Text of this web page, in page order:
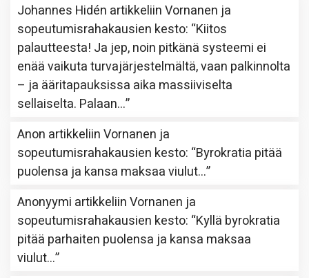
Johannes Hidén artikkeliinVornanen ja
sopeutumisrahakausien kesto: “Kiitos
palautteesta! Ja jep, noin pitkänä systeemi ei
enää vaikuta turvajärjestelmältä, vaan palkinnolta
– ja ääritapauksissa aika massiiviselta
sellaiselta. Palaan…”
Anon artikkeliinVornanen ja
sopeutumisrahakausien kesto: “Byrokratia pitää
puolensa ja kansa maksaa viulut…”
Anonyymi artikkeliinVornanen ja
sopeutumisrahakausien kesto: “Kyllä byrokratia
pitää parhaiten puolensa ja kansa maksaa
viulut…”